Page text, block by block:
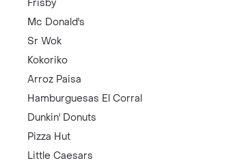
Frisby
Mc Donald's
Sr Wok
Kokoriko
Arroz Paisa
Hamburguesas El Corral
Dunkin' Donuts
Pizza Hut
Little Caesars